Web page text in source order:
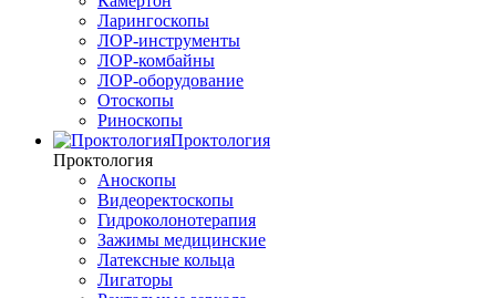
Ларингоскопы
ЛОР-инструменты
ЛОР-комбайны
ЛОР-оборудование
Отоскопы
Риноскопы
Проктология
Проктология
Аноскопы
Видеоректоскопы
Гидроколонотерапия
Зажимы медицинские
Латексные кольца
Лигаторы